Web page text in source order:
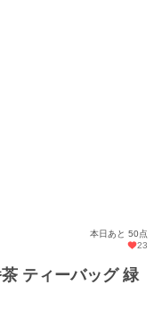
本日あと 50点
23
ティーバッグ 緑